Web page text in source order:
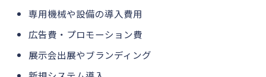
専用機械や設備の導入費用
広告費・プロモーション費
展示会出展やブランディング